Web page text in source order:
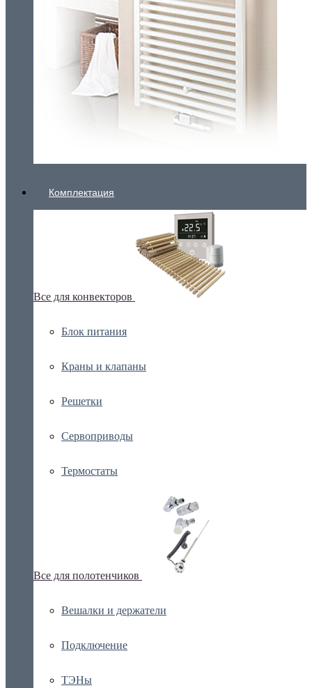
Комплектация
Все для конвекторов
Блок питания
Краны и клапаны
Решетки
Сервоприводы
Термостаты
Все для полотенчиков
Вешалки и держатели
Подключение
ТЭНы